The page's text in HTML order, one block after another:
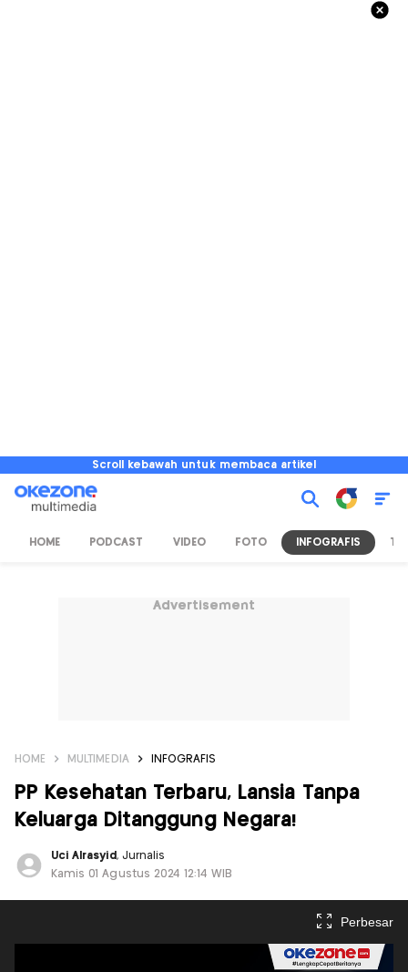
Scroll kebawah untuk membaca artikel
HOME PODCAST VIDEO FOTO INFOGRAFIS TV
Advertisement
HOME MULTIMEDIA INFOGRAFIS
PP Kesehatan Terbaru, Lansia Tanpa
Keluarga Ditanggung Negara!
Uci Alrasyid , Jurnalis
Kamis 01 Agustus 2024 12:14 WIB
Perbesar